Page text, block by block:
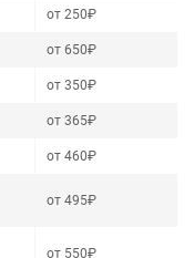
от 250₽
от 650₽
от 350₽
от 365₽
от 460₽
от 495₽
от 550₽